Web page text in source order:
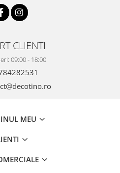
CLIENTI
09:00 - 18:00
MEU